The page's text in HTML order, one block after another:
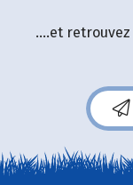
....et